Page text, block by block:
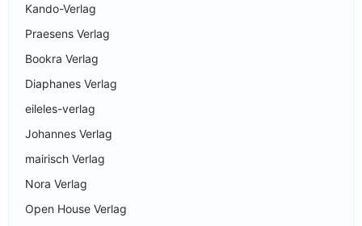
Kando-Verlag
Praesens Verlag
Bookra Verlag
Diaphanes Verlag
eileles-verlag
Johannes Verlag
mairisch Verlag
Nora Verlag
Open House Verlag